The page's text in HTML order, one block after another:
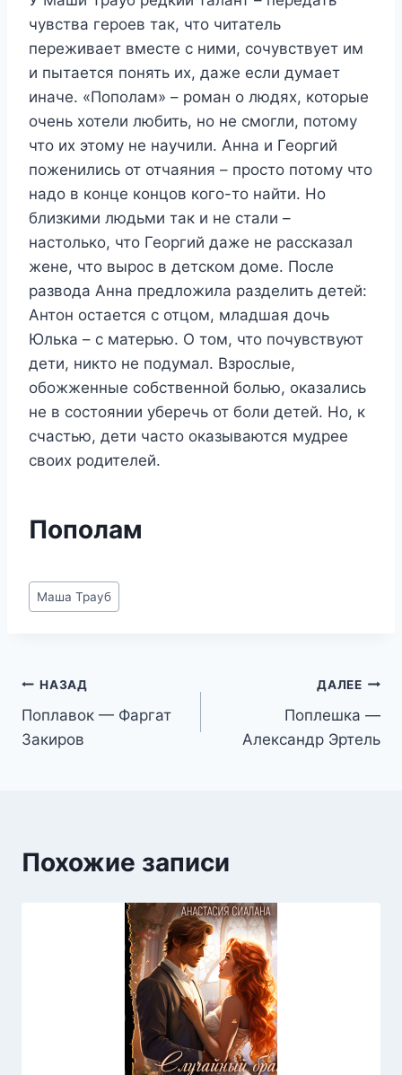
чувства героев так, что читатель
переживает вместе с ними, сочувствует им
и пытается понять их, даже если думает
иначе. «Пополам» – роман о людях, которые
очень хотели любить, но не смогли, потому
что их этому не научили. Анна и Георгий
поженились от отчаяния – просто потому что
надо в конце концов кого-то найти. Но
близкими людьми так и не стали –
настолько, что Георгий даже не рассказал
жене, что вырос в детском доме. После
развода Анна предложила разделить детей:
Антон остается с отцом, младшая дочь
Юлька – с матерью. О том, что почувствуют
дети, никто не подумал. Взрослые,
обожженные собственной болью, оказались
не в состоянии уберечь от боли детей. Но, к
счастью, дети часто оказываются мудрее
своих родителей.
Пополам
Метки
записи:
Маша Трауб
Навигация
по
НАЗАД
Поплавок — Фаргат
Закиров
ДАЛЕЕ
Поплешка —
Александр Эртель
Похожие записи